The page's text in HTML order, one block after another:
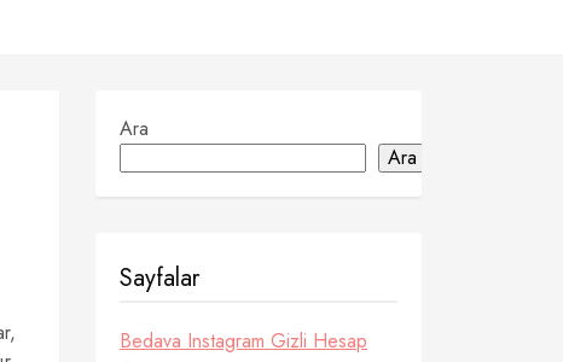
Ara
Ara
Sayfalar
Bedava Instagram Gizli Hesap